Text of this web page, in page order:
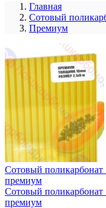
Главная
Сотовый
Премиум
Сотовый
премиум
Сотовый
премиум